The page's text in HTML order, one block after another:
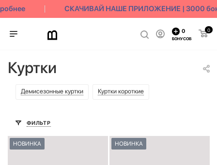
СКАЧИВАЙ НАШЕ ПРИЛОЖЕНИЕ | 3000
0
0
БОНУСОВ
Куртки
Демисезонные куртки Куртки короткие
ФИЛЬТР
НОВИНКА НОВИНКА